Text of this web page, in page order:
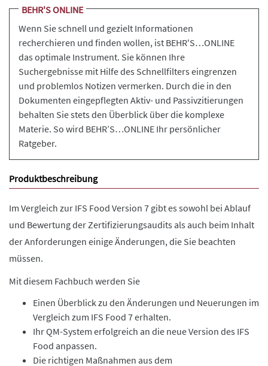
BEHR'S ONLINE
Wenn Sie schnell und gezielt Informationen
recherchieren und finden wollen, ist BEHR'S…ONLINE
das optimale Instrument. Sie können Ihre
Suchergebnisse mit Hilfe des Schnellfilters eingrenzen
und problemlos Notizen vermerken. Durch die in den
Dokumenten eingepflegten Aktiv- und Passivzitierungen
behalten Sie stets den Überblick über die komplexe
Materie. So wird BEHR’S…ONLINE Ihr persönlicher
Ratgeber.
Produktbeschreibung
Im Vergleich zur IFS Food Version 7 gibt es sowohl bei Ablauf
und Bewertung der Zertifizierungsaudits als auch beim Inhalt
der Anforderungen einige Änderungen, die Sie beachten
müssen.
Mit diesem Fachbuch werden Sie
Einen Überblick zu den Änderungen und Neuerungen im
Vergleich zum IFS Food 7 erhalten.
Ihr QM-System erfolgreich an die neue Version des IFS
Food anpassen.
Die richtigen Maßnahmen aus dem